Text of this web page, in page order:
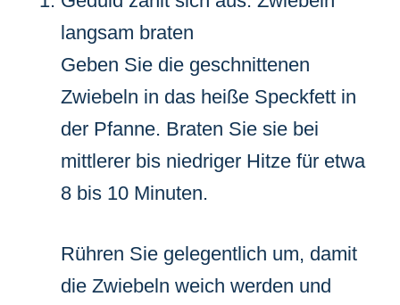
langsam braten
Geben Sie die geschnittenen
Zwiebeln in das heiße Speckfett in
der Pfanne. Braten Sie sie bei
mittlerer bis niedriger Hitze für etwa
8 bis 10 Minuten.
Rühren Sie gelegentlich um, damit
die Zwiebeln weich werden und